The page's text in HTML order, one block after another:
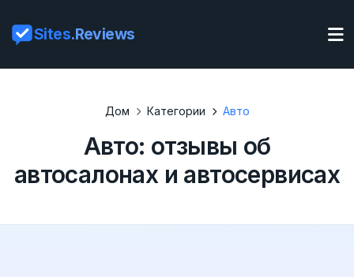
Sites.Reviews
Дом Категории Авто
Авто: отзывы об
автосалонах и автосервисах